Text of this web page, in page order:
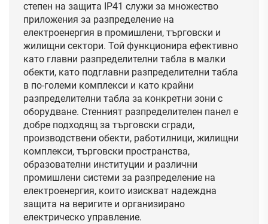
степен на защита IP41 служи за множество
приложения за разпределение на
електроенергия в промишлени, търговски и
жилищни сектори. Той функционира ефективно
като главни разпределителни табла в малки
обекти, като подглавни разпределителни табла
в по-големи комплекси и като крайни
разпределителни табла за конкретни зони с
оборудване. Стенният разпределителен панел е
добре подходящ за търговски сгради,
производствени обекти, работилници, жилищни
комплекси, търговски пространства,
образователни институции и различни
промишлени системи за разпределение на
електроенергия, които изискват надеждна
защита на веригите и организирано
електрическо управление.